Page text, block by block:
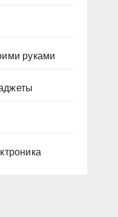
руками